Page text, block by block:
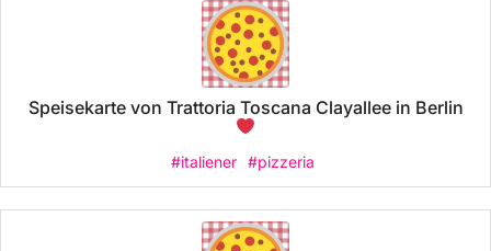
Speisekarte von Trattoria Toscana Clayallee in Berlin
#italiener #pizzeria